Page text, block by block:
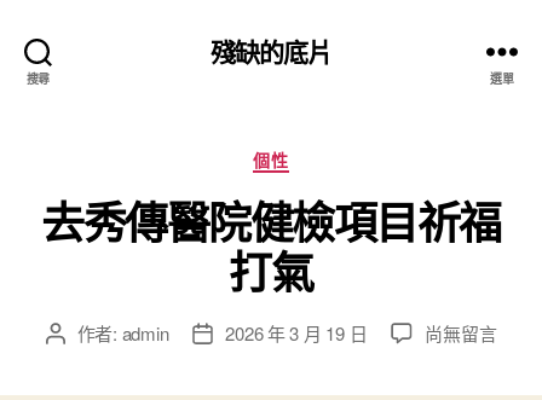
搜尋
殘缺的底片
選單
分
類
個性
去秀傳醫院健檢項目祈福
打氣
文 作者: admin
文 2026 年 3 月 19 日
在
尚無留言